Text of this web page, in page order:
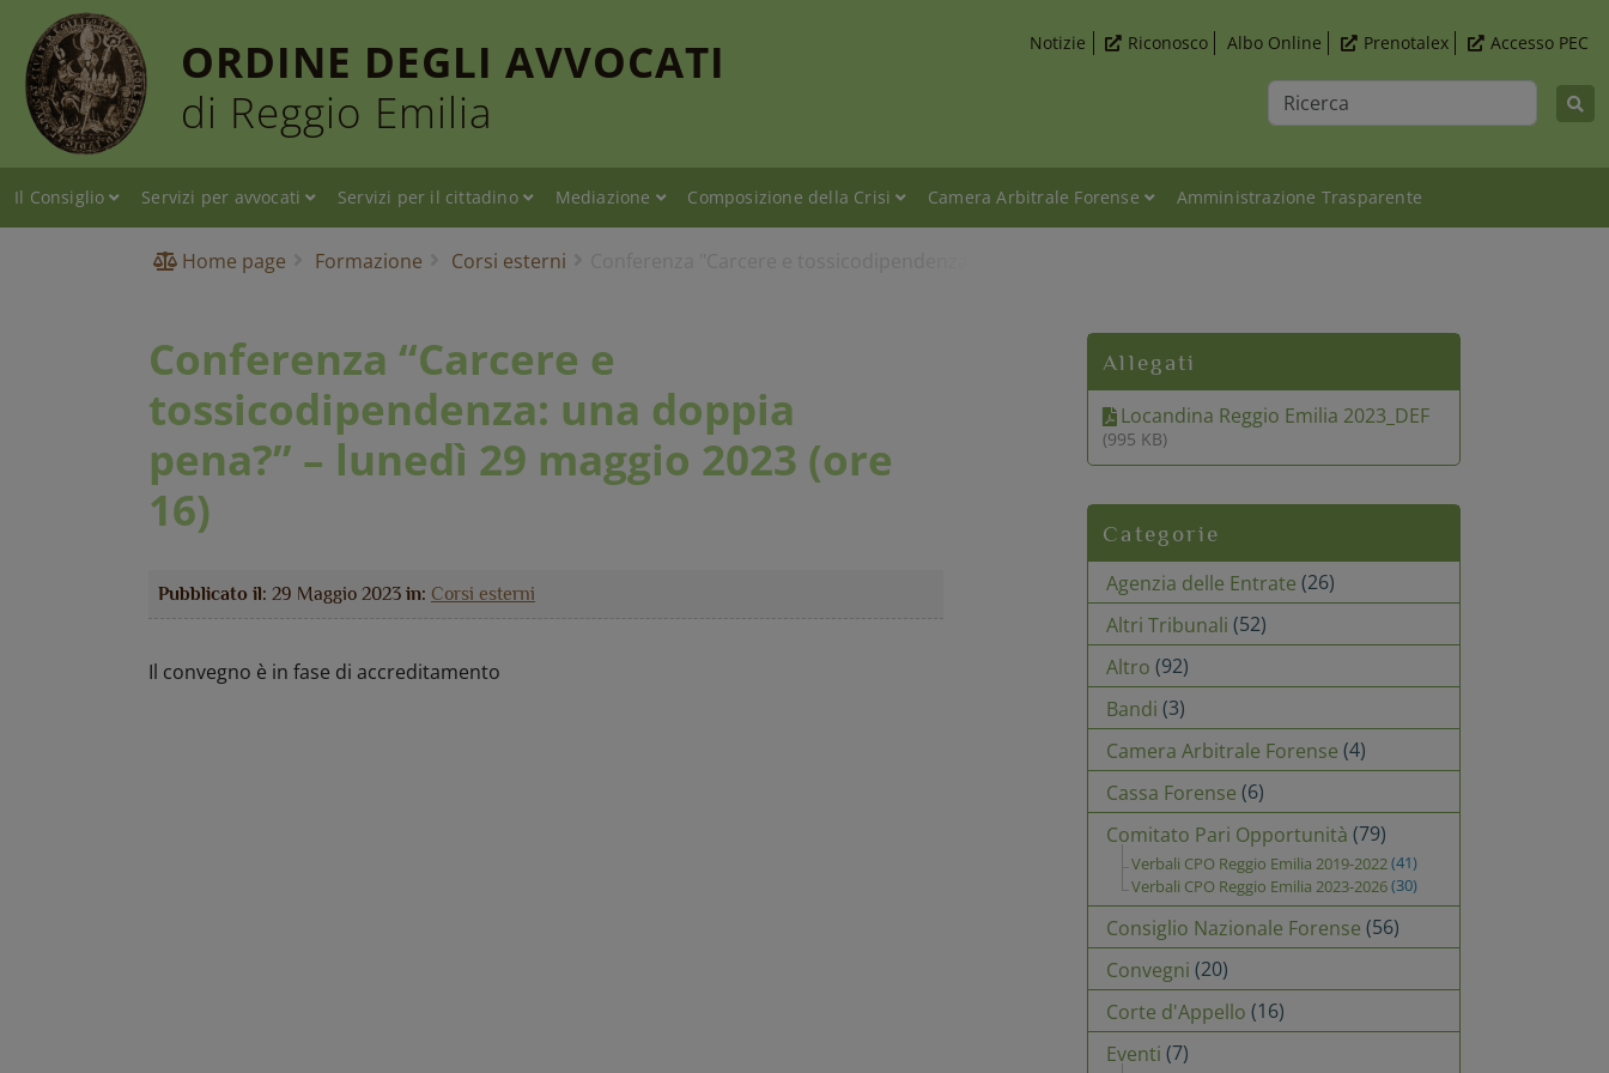
ORDINE DEGLI AVVOCATI
di Reggio Emilia
Ricerca
Notizie Riconosco Albo Online Prenotalex Accesso PEC
Il Consiglio Servizi per avvocati Servizi per il cittadino Mediazione Composizione della Crisi Camera Arbitrale Forense Amministrazione Trasparente
Home page Formazione Corsi esterni
Conferenza “Carcere e
tossicodipendenza: una doppia
pena?” – lunedì 29 maggio 2023 (ore
16)
Pubblicato il: 29 Maggio 2023 in: Corsi esterni
Il convegno è in fase di accreditamento
Allegati
Locandina Reggio Emilia 2023_DEF
(995 KB)
Categorie
Agenzia delle Entrate (26)
Altri Tribunali (52)
Altro (92)
Bandi (3)
Camera Arbitrale Forense (4)
Cassa Forense (6)
Comitato Pari Opportunità (79)
Verbali CPO Reggio Emilia 2019-2022(41)
Verbali CPO Reggio Emilia 2023-2026(30)
Consiglio Nazionale Forense (56)
Convegni (20)
Corte d'Appello (16)
Eventi (7)